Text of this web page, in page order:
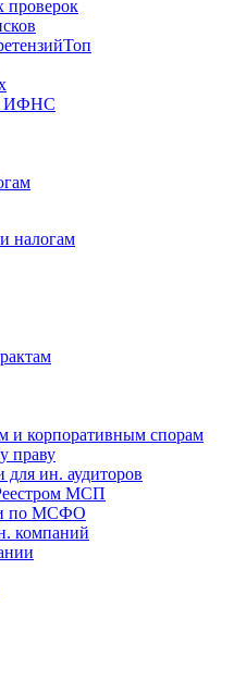
проверок
Топ
ИФНС
налогам
и корпоративным спорам
праву
для ин. аудиторов
МСП
по МСФО
компаний